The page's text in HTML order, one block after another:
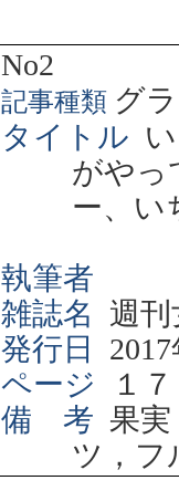
No2
記事種類 グ
タイトル
がや
ー、い
執筆者
雑誌名
週刊
発行日
2017
ページ
１
備 考 果
ツ，フ